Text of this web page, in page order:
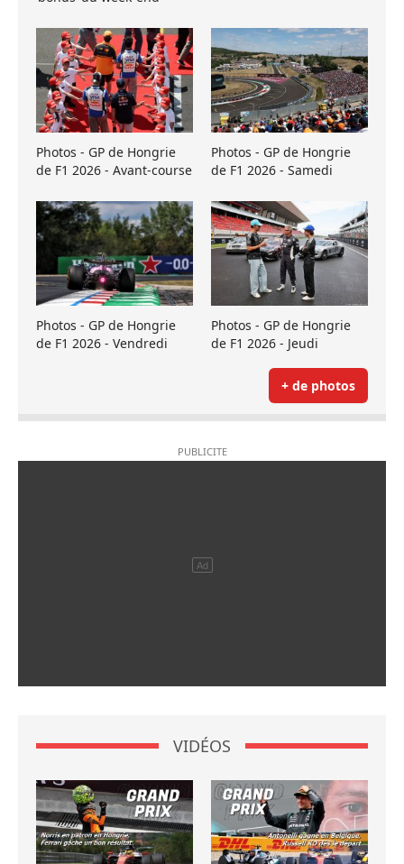
Photos - GP de Hongrie
de F1 2026 - Avant-course
Photos - GP de Hongrie
de F1 2026 - Samedi
Photos - GP de Hongrie
de F1 2026 - Vendredi
Photos - GP de Hongrie
de F1 2026 - Jeudi
+ de photos
VIDÉOS